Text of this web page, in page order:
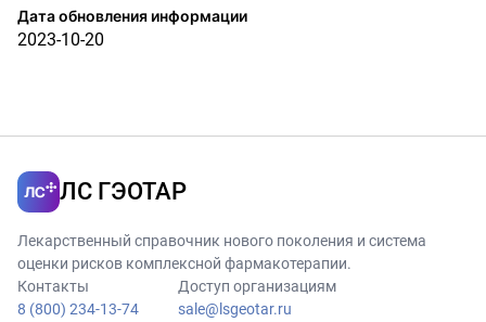
Дата обновления информации
2023-10-20
ЛС ГЭОТАР
Лекарственный справочник нового поколения и система
оценки рисков комплексной фармакотерапии.
Контакты
8 (800) 234-13-74
Доступ организациям
sale@lsgeotar.ru